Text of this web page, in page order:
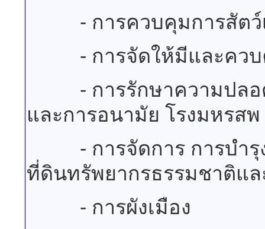
- การควบคุมการสัตว์
- การจัดให้มีและควบ
- การรักษาความปลอด
และการอนามัย โรงมหรส
- การจัดการ การบำรุง
ที่ดินทรัพยากรธรรมชาติแ
- การผังเมือง